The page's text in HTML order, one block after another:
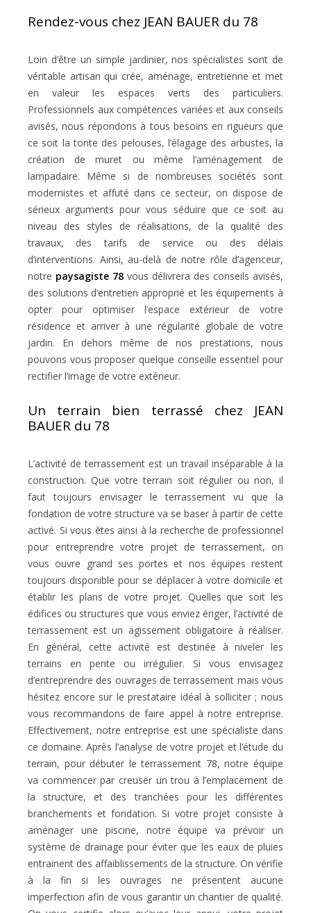
Rendez-vous chez JEAN BAUER du 78
Loin d’être un simple jardinier, nos spécialistes sont de
véritable artisan qui crée, aménage, entretienne et met
en valeur les espaces verts des particuliers.
Professionnels aux compétences variées et aux conseils
avisés, nous répondons à tous besoins en rigueurs que
ce soit la tonte des pelouses, l’élagage des arbustes, la
création de muret ou même l’aménagement de
lampadaire. Même si de nombreuses sociétés sont
modernistes et affuté dans ce secteur, on dispose de
sérieux arguments pour vous séduire que ce soit au
niveau des styles de réalisations, de la qualité des
travaux, des tarifs de service ou des délais
d’interventions. Ainsi, au-delà de notre rôle d’agenceur,
notre paysagiste 78 vous délivrera des conseils avisés,
des solutions d’entretien approprié et les équipements à
opter pour optimiser l’espace extérieur de votre
résidence et arriver à une régularité globale de votre
jardin. En dehors même de nos prestations, nous
pouvons vous proposer quelque conseille essentiel pour
rectifier l’image de votre extérieur.
Un terrain bien terrassé chez JEAN
BAUER du 78
L’activité de terrassement est un travail inséparable à la
construction. Que votre terrain soit régulier ou non, il
faut toujours envisager le terrassement vu que la
fondation de votre structure va se baser à partir de cette
activé. Si vous êtes ainsi à la recherche de professionnel
pour entreprendre votre projet de terrassement, on
vous ouvre grand ses portes et nos équipes restent
toujours disponible pour se déplacer à votre domicile et
établir les plans de votre projet. Quelles que soit les
édifices ou structures que vous enviez ériger, l’activité de
terrassement est un agissement obligatoire à réaliser.
En général, cette activité est destinée à niveler les
terrains en pente ou irrégulier. Si vous envisagez
d’entreprendre des ouvrages de terrassement mais vous
hésitez encore sur le prestataire idéal à solliciter ; nous
vous recommandons de faire appel à notre entreprise.
Effectivement, notre entreprise est une spécialiste dans
ce domaine. Après l’analyse de votre projet et l’étude du
terrain, pour débuter le terrassement 78, notre équipe
va commencer par creuser un trou à l’emplacement de
la structure, et des tranchées pour les différentes
branchements et fondation. Si votre projet consiste à
aménager une piscine, notre équipe va prévoir un
système de drainage pour éviter que les eaux de pluies
entrainent des affaiblissements de la structure. On vérifie
à la fin si les ouvrages ne présentent aucune
imperfection afin de vous garantir un chantier de qualité.